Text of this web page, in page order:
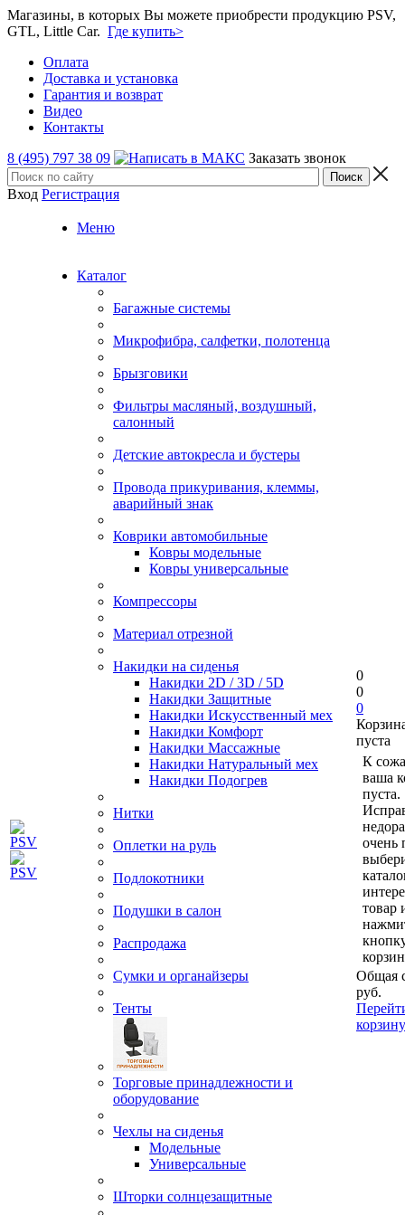
Магазины, в которых Вы можете приобрести продукцию PSV,
GTL, Little Car. Где купить>
Оплата
Доставка и установка
Гарантия и возврат
Видео
Контакты
8 (495) 797 38 09
Заказать звонок
Вход Регистрация
Меню
Каталог
Багажные системы
Микрофибра, салфетки, полотенца
Брызговики
Фильтры масляный, воздушный,
салонный
Детские автокресла и бустеры
Провода прикуривания, клеммы,
аварийный знак
Коврики автомобильные
Ковры модельные
Ковры универсальные
Компрессоры
Материал отрезной
Накидки на сиденья
Накидки 2D / 3D / 5D
Накидки Защитные
Накидки Искусственный мех
Накидки Комфорт
Накидки Массажные
Накидки Натуральный мех
Накидки Подогрев
Нитки
Оплетки на руль
Подлокотники
Подушки в салон
Распродажа
Сумки и органайзеры
Тенты
Торговые принадлежности и
оборудование
Чехлы на сиденья
Модельные
Универсальные
Шторки солнцезащитные
0
0
0
пуста
К
ваша
пуста.
очень
товар
Общая
руб.
корзину